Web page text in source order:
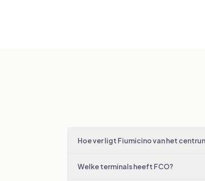
Hoe ver ligt Fiumicino van het
Welke terminals heeft FCO?